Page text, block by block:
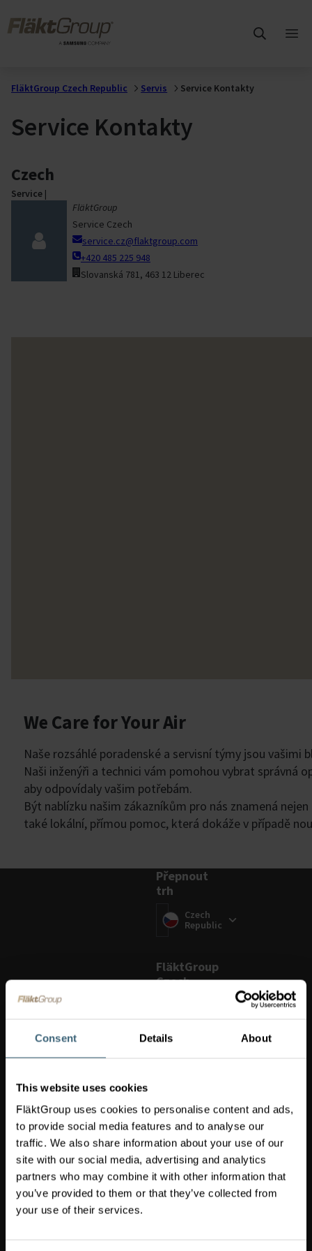
Consent Details About
This website uses cookies
FläktGroup uses cookies to personalise content and ads,
to provide social media features and to analyse our
traffic. We also share information about your use of our
site with our social media, advertising and analytics
partners who may combine it with other information that
you’ve provided to them or that they’ve collected from
your use of their services.
FläktGroup Czech Republic Servis Service Kontakty
Service Kontakty
Czech
Service |
FläktGroup
Service Czech
service.cz@flaktgroup.com
+420 485 225 948
Slovanská 781, 463 12 Liberec
We Care for Your Air
Naše rozsáhlé poradenské a servisní týmy jsou
Naši inženýři a technici vám pomohou vybrat správná
aby odpovídaly vašim potřebám.
Být nablízku našim zákazníkům pro nás znamená
také lokální, přímou pomoc, která dokáže v případě
Přepnout
trh
Přepnout trh
(Czech
Republic
FläktGroup
Czech
781
-
Vesec
Czech
Republic
info-
cz@flaktgroup.com
+420